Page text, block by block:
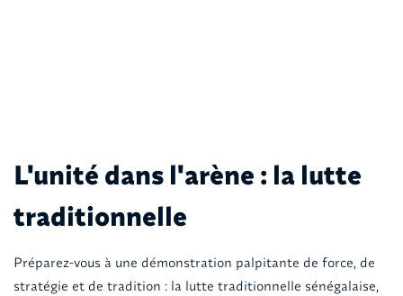
L'unité dans l'arène : la lutte
traditionnelle
Préparez-vous à une démonstration palpitante de force, de
stratégie et de tradition : la lutte traditionnelle sénégalaise,